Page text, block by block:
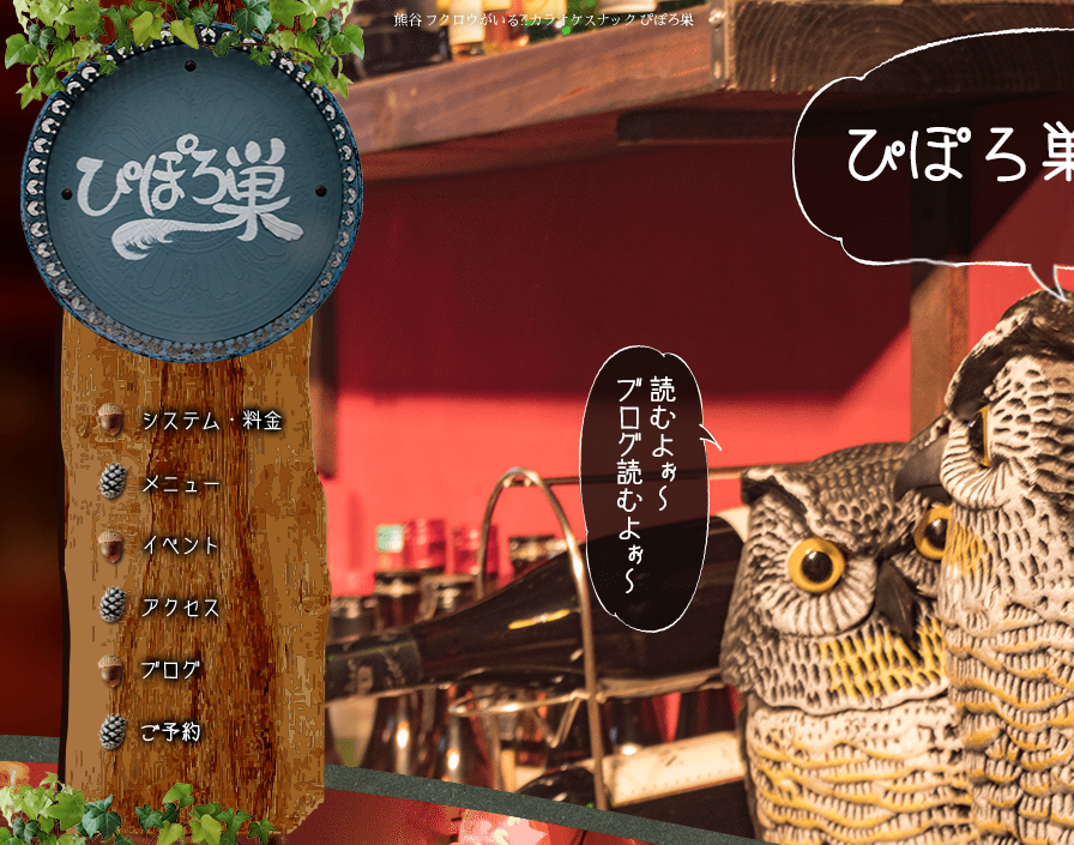
熊谷 フクロウがいる?!カラオケスナック ぴぽろ巣